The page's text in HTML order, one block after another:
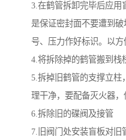
3.在鹤管拆卸完毕后应用
是保证密封面不要遭到
号、压力作好标识。以方
4.将拆除掉的鹤管搬到栈
5.拆掉旧鹤管的支撑立柱
理干净，要配备灭火器，
6.拆除旧的碟阀及接管
7.旧阀门处安装盲板对旧